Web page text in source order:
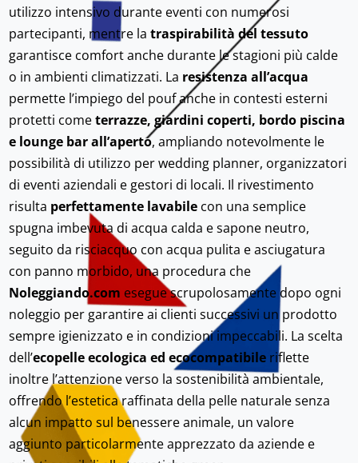
utilizzo intensivo durante eventi con numerosi
partecipanti, mentre latraspirabilità del tessuto
garantisce comfort anche durante le stagioni più calde
o in ambienti climatizzati. La resistenza all’acqua
permette l’impiego del pouf anche in contesti esterni
protetti cometerrazze, giardini coperti, bordo piscina
e lounge bar all’aperto, ampliando notevolmente le
possibilità di utilizzo per wedding planner, organizzatori
di eventi aziendali e gestori di locali. Il rivestimento
risulta perfettamente lavabile con una semplice
spugna imbevuta di acqua calda e sapone neutro,
seguito da risciacquo con acqua pulita e asciugatura
con panno morbido, una procedura che
Noleggiando.com esegue scrupolosamente dopo ogni
noleggio per garantire ai clienti successivi un prodotto
sempre igienizzato e in condizioni impeccabili. La scelta
dell’ecopelle ecologica ed ecocompatibile riflette
inoltre l’attenzione verso la sostenibilità ambientale,
offrendo l’estetica raffinata della pelle naturale senza
alcun impatto sul benessere animale, un valore
aggiunto particolarmente apprezzato da aziende e